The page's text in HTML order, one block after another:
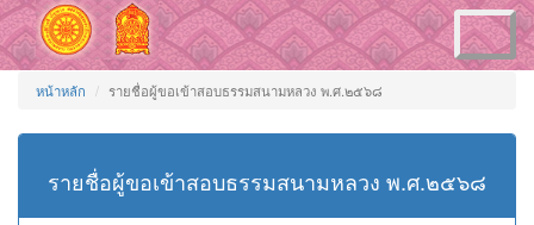
Toggle
navigation
หน้าหลัก รายชื่อผู้ขอเข้าสอบธรรมสนามหลวง พ.ศ.๒๕๖๘
รายชื่อผู้ขอเข้าสอบธรรมสนามหลวง พ.ศ.๒๕๖๘